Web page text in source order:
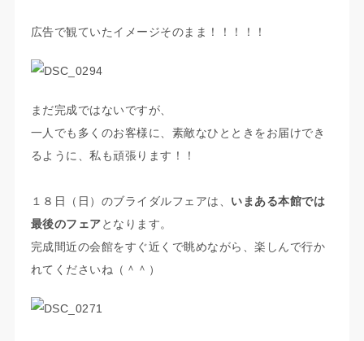
広告で観ていたイメージそのまま！！！！！
まだ完成ではないですが、
一人でも多くのお客様に、素敵なひとときをお届けでき
るように、私も頑張ります！！
１８日（日）のブライダルフェアは、 いまある本館では
最後のフェアとなります。
完成間近の会館をすぐ近くで眺めながら、楽しんで行か
れてくださいね（＾＾）